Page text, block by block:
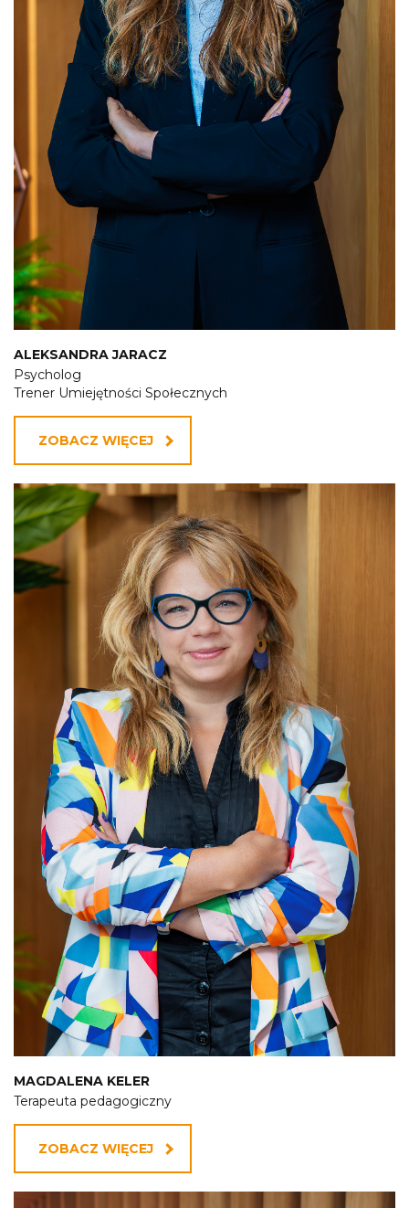
ALEKSANDRA JARACZ
Psycholog
Trener Umiejętności Społecznych
ZOBACZ WIĘCEJ
MAGDALENA KELER
Terapeuta pedagogiczny
ZOBACZ WIĘCEJ